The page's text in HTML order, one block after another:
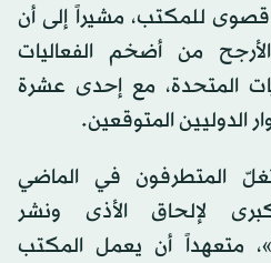
قصوى للمكتب، مشيراً إلى أن
من أضخم الفعاليات
المتحدة، مع إحدى عشرة
الدوليين المتوقعين.
المتطرفون في الماضي
لإلحاق الأذى ونشر
متعهداً أن يعمل المكتب